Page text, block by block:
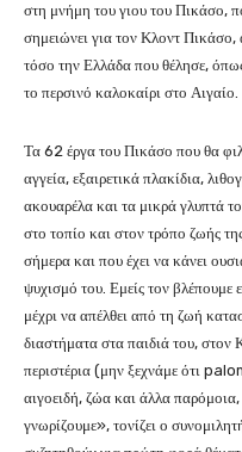
στη μνήμη του γιου του Πικάσο,
σημειώνει για τον Κλοντ
τόσο την Ελλάδα που θέλησε,
το περσινό καλοκαίρι στο Αιγαίο.
Τα 62 έργα του Πικάσο που θα
αγγεία, εξαιρετικά πλακίδια,
ακουαρέλα και τα μικρά γλυπτά
στο τοπίο και στον τρόπο ζωής
σήμερα και που έχει να κάνει
ψυχισμό του. Εμείς τον
μέχρι να απέλθει από τη ζωή
διαστήματα στα παιδιά του,
περιστέρια (μην ξεχνάμε ότι
αιγοειδή, ζώα και άλλα
γνωρίζουμε», τονίζει ο